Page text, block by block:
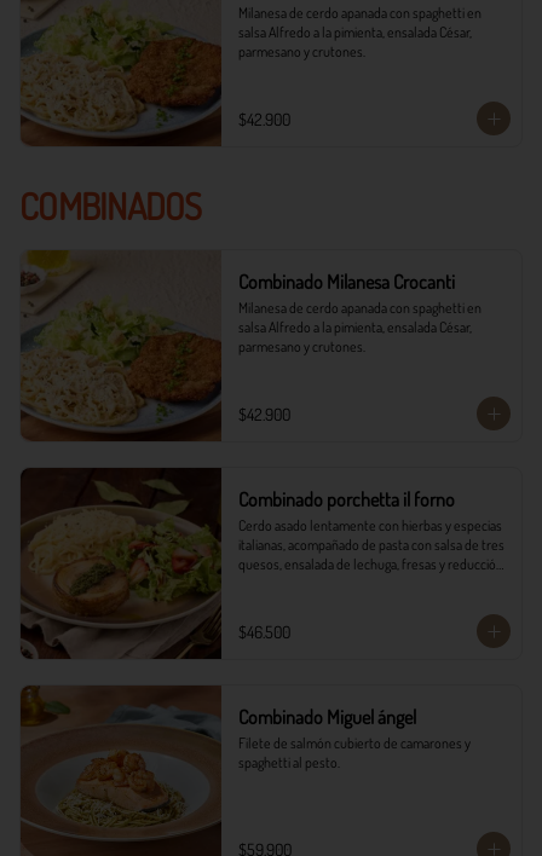
Milanesa de cerdo apanada con spaghetti en
salsa Alfredo a la pimienta, ensalada César,
parmesano y crutones.
$42.900
COMBINADOS
Combinado Milanesa Crocanti
Milanesa de cerdo apanada con spaghetti en
salsa Alfredo a la pimienta, ensalada César,
parmesano y crutones.
$42.900
Combinado porchetta il forno
Cerdo asado lentamente con hierbas y especias
italianas, acompañado de pasta con salsa de tres
quesos, ensalada de lechuga, fresas y reducción
$46.500
Combinado Miguel ángel
Filete de salmón cubierto de camarones y
spaghetti al pesto.
$59.900